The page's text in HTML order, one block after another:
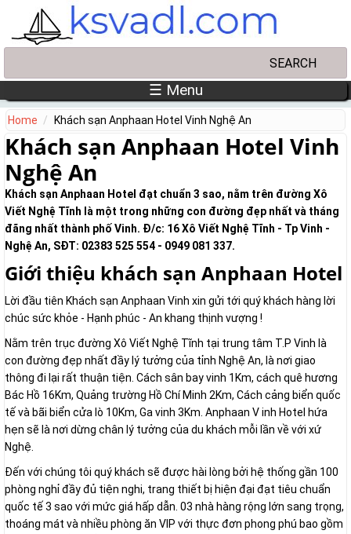
Skip to main content
☰ Menu
Home Khách sạn Anphaan Hotel Vinh Nghệ An
Khách sạn Anphaan Hotel Vinh
Nghệ An
Khách sạn Anphaan Hotel đạt chuẩn 3 sao, nằm trên đường Xô
Viết Nghệ Tĩnh là một trong những con đường đẹp nhất và tháng
đãng nhất thành phố Vinh. Đ/c: 16 Xô Viết Nghệ Tĩnh - Tp Vinh -
Nghệ An, SĐT: 02383 525 554 - 0949 081 337.
Giới thiệu khách sạn Anphaan Hotel
Lời đầu tiên Khách sạn Anphaan Vinh xin gửi tới quý khách hàng lời
chúc sức khỏe - Hạnh phúc - An khang thịnh vượng !
Nằm trên trục đường Xô Viết Nghệ Tĩnh tại trung tâm T.P Vinh là
con đường đẹp nhất đầy lý tưởng của tỉnh Nghệ An, là nơi giao
thông đi lại rất thuận tiện. Cách sân bay vinh 1Km, cách quê hương
Bác Hồ 16Km, Quảng trường Hồ Chí Minh 2Km, Cách cảng biển quốc
tế và bãi biển cửa lò 10Km, Ga vinh 3Km. Anphaan V inh Hotel hứa
hẹn sẽ là nơi dừng chân lý tưởng của du khách mỗi lần về với xứ
Nghệ.
Đến với chúng tôi quý khách sẽ được hài lòng bởi hệ thống gần 100
phòng nghỉ đầy đủ tiện nghi, trang thiết bị hiện đại đạt tiêu chuẩn
quốc tế 3 sao với mức giá hấp dẫn. 03 nhà hàng rộng lớn sang trọng,
thoáng mát và nhiều phòng ăn VIP với thực đơn phong phú bao gồm